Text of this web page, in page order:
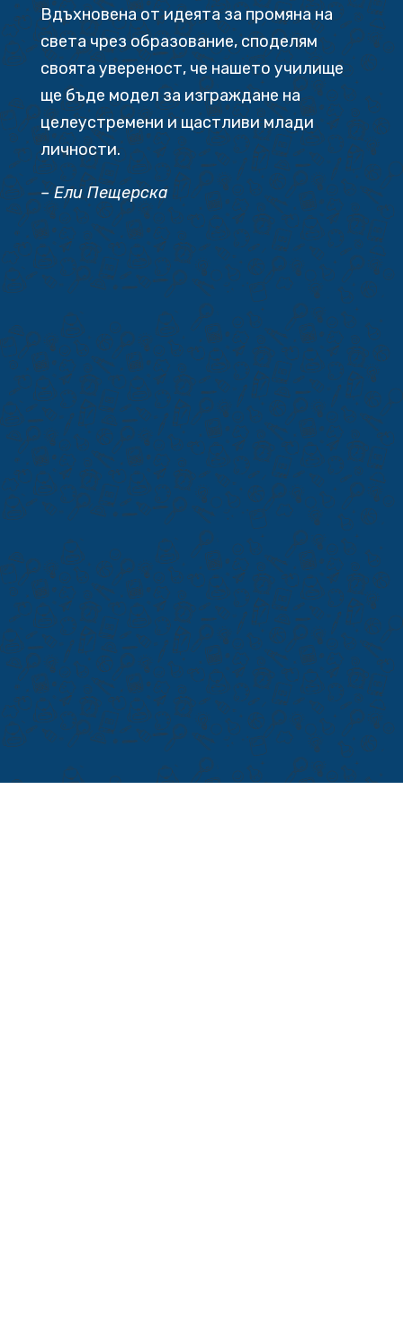
Вдъхновена от идеята за промяна на
света чрез образование, споделям
своята увереност, че нашето училище
ще бъде модел за изграждане на
целеустремени и щастливи млади
личности.
– Ели Пещерска